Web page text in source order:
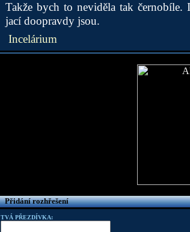
Takže bych to neviděla tak
jací doopravdy jsou.
Incelárium
Přidání rozhřešení
TVÁ PŘEZDÍVKA: